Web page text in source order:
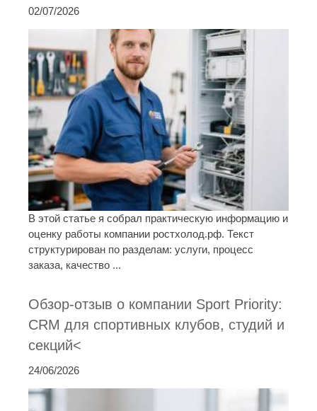
02/07/2026
В этой статье я собрал практическую информацию и
оценку работы компании ростхолод.рф. Текст
структурирован по разделам: услуги, процесс
заказа, качество ...
Обзор-отзыв о компании Sport Priority:
CRM для спортивных клубов, студий и
секций<
24/06/2026